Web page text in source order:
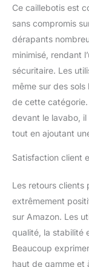
Ce caillebotis est
sans compromis
dérapants
minimisé, rendant
sécuritaire. Les
même sur des
de cette
devant le lavabo, il
tout en ajoutant
Satisfaction client
Les retours clients
extrêmement
sur Amazon. Les
qualité, la stabilité
Beaucoup
haut de gamme et